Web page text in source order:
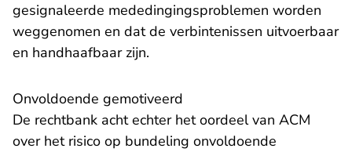
gesignaleerde mededingingsproblemen worden
weggenomen en dat de verbintenissen uitvoerbaar
en handhaafbaar zijn.
Onvoldoende gemotiveerd
De rechtbank acht echter het oordeel van ACM
over het risico op bundeling onvoldoende